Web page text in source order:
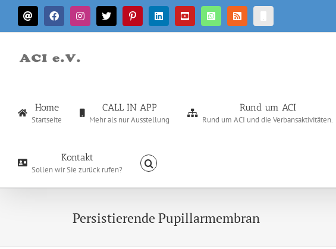
Zum
InhaltE-
Mail
FacebookInstagram
X PinterestLinkedInYouTubeWhatsApp
Rss
IN
Home
Startseite
CALL IN APP
Mehr als nur Ausstellung
Rund um ACI
Rund um ACI und die Verbansaktivitäten.
Kontakt
Sollen wir Sie zurück rufen?
Persistierende Pupillarmembran